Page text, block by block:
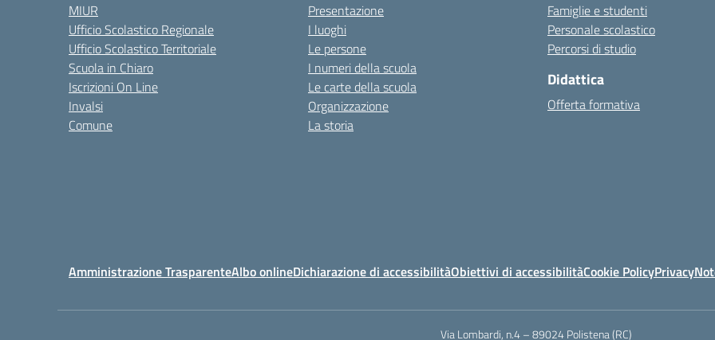
MIUR
Ufficio Scolastico Regionale
Ufficio Scolastico Territoriale
Scuola in Chiaro
Iscrizioni On Line
Invalsi
Comune
Presentazione
I luoghi
Le persone
I numeri della scuola
Le carte della scuola
Organizzazione
La storia
Famiglie e studenti
Personale scolastico
Percorsi di studio
Didattica
Offerta formativa
Amministrazione TrasparenteAlbo onlineDichiarazione di accessibilitàObiettivi di accessibilitàCookie PolicyPrivacy
Via Lombardi, n.4 – 89024 Polistena (RC)